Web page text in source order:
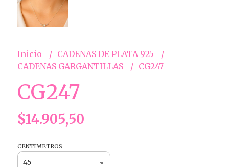
Inicio
CADENAS DE PLATA 925
CADENAS GARGANTILLAS
CG247
CG247
$14.905,50
CENTIMETROS